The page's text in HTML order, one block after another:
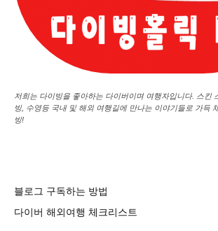
저희는 다이빙을 좋아하는 다이버이며 여행자입니다. 스킨
빙, 수영등 국내 및 해외 여행길에 만나는 이야기들로 가득
빙!
블로그 구독하는 방법
다이버 해외여행 체크리스트